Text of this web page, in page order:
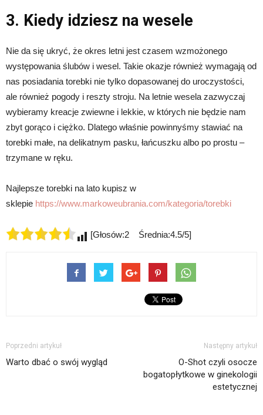
3. Kiedy idziesz na wesele
Nie da się ukryć, że okres letni jest czasem wzmożonego
występowania ślubów i wesel. Takie okazje również wymagają od
nas posiadania torebki nie tylko dopasowanej do uroczystości,
ale również pogody i reszty stroju. Na letnie wesela zazwyczaj
wybieramy kreacje zwiewne i lekkie, w których nie będzie nam
zbyt gorąco i ciężko. Dlatego właśnie powinnyśmy stawiać na
torebki małe, na delikatnym pasku, łańcuszku albo po prostu –
trzymane w ręku.
Najlepsze torebki na lato kupisz w
sklepie https://www.markoweubrania.com/kategoria/torebki
[Głosów:2 Średnia:4.5/5]
Poprzedni artykuł
Warto dbać o swój wygląd
Następny artykuł
O-Shot czyli osocze
bogatopłytkowe w ginekologii
estetycznej